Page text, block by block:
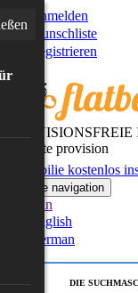
Anmelden
Wunschliste
Registrieren
gesamte provision
Immobilie kostenlos
Toggle navigation
German
English
German
DIE